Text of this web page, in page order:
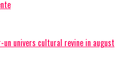
un univers cultural revine in august